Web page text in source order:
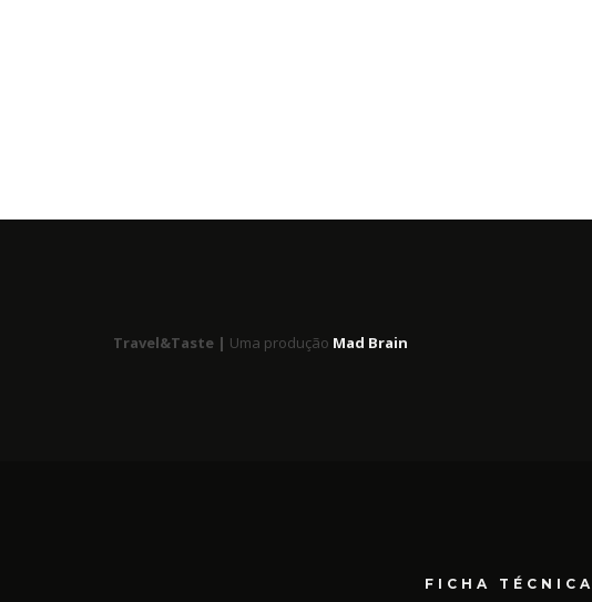
Travel&Taste | Uma produção Mad Brain
FICHA TÉCNICA